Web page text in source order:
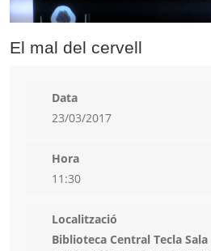
El mal del cervell
Data
23/03/2017
Hora
11:30
Localització
Biblioteca Central Tecla Sala